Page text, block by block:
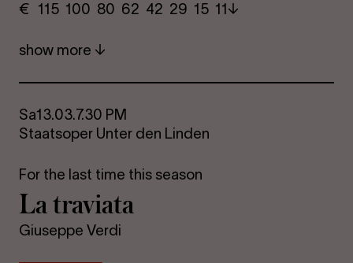
€ ​ 115 100 80​ 62 42 29​ 15 11
show more
Sa13.03.7.30 PM
Staatsoper Unter den Linden
For the last time this season
La travi­ata
Giuseppe Verdi